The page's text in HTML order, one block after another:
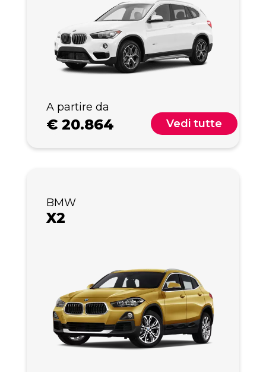
A partire da
€ 20.864 Vedi tutte
BMW
X2